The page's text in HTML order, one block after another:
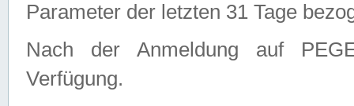
Parameter der letzten 31 Tage
Nach der Anmeldung auf
Verfügung.